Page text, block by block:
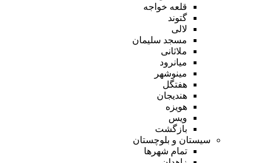
قلعه خواجه
گتوند
لالی
مسجد سلیمان
ملاثانی
میانرود
مینوشهر
هفتگل
هندیجان
هویزه
ویس
بازگشت
سیستان و بلوچستان
تمام شهر‌ها